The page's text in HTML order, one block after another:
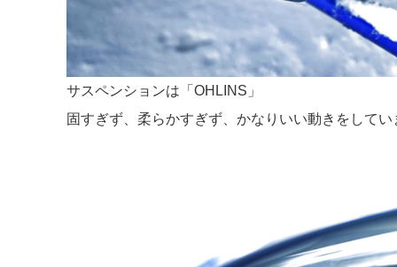
サスペンションは「OHLINS」
固すぎず、柔らかすぎず、かなりいい動きをしてい